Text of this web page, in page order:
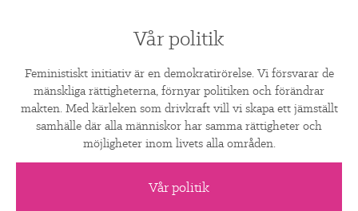
Vår politik
Feministiskt initiativ är en demokratirörelse. Vi försvarar de
mänskliga rättigheterna, förnyar politiken och förändrar
makten. Med kärleken som drivkraft vill vi skapa ett jämställt
samhälle där alla människor har samma rättigheter och
möjligheter inom livets alla områden.
Vår politik